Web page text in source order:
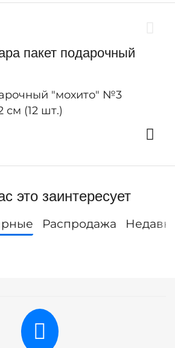
пакет подарочный
"мохито" №3
см (12 шт.)
это заинтересует
Распродажа